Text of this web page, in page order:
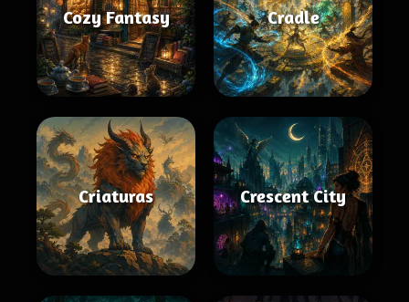
Cozy Fantasy Cradle
Criaturas Crescent City